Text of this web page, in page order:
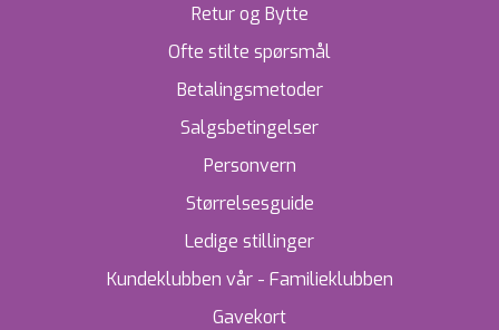
Retur og Bytte
Ofte stilte spørsmål
Betalingsmetoder
Salgsbetingelser
Personvern
Størrelsesguide
Ledige stillinger
Kundeklubben vår - Familieklubben
Gavekort